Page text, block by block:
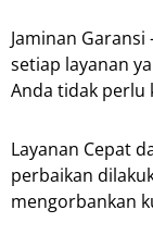
Jaminan
setiap layanan
Anda tidak perlu
Layanan Cepat
perbaikan
mengorbankan